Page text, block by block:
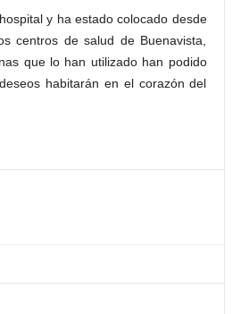
y ha estado colocado desde
centros de salud de Buenavista,
que lo han utilizado han podido
habitarán en el corazón del